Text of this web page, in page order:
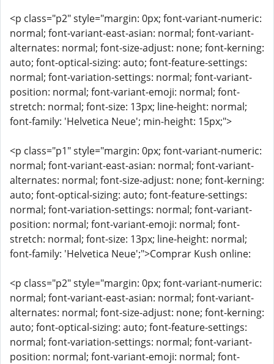
<p class="p2" style="margin: 0px; font-variant-numeric:
normal; font-variant-east-asian: normal; font-variant-
alternates: normal; font-size-adjust: none; font-kerning:
auto; font-optical-sizing: auto; font-feature-settings:
normal; font-variation-settings: normal; font-variant-
position: normal; font-variant-emoji: normal; font-
stretch: normal; font-size: 13px; line-height: normal;
font-family: 'Helvetica Neue'; min-height: 15px;">
<p class="p1" style="margin: 0px; font-variant-numeric:
normal; font-variant-east-asian: normal; font-variant-
alternates: normal; font-size-adjust: none; font-kerning:
auto; font-optical-sizing: auto; font-feature-settings:
normal; font-variation-settings: normal; font-variant-
position: normal; font-variant-emoji: normal; font-
stretch: normal; font-size: 13px; line-height: normal;
font-family: 'Helvetica Neue';">Comprar Kush online:
<p class="p2" style="margin: 0px; font-variant-numeric:
normal; font-variant-east-asian: normal; font-variant-
alternates: normal; font-size-adjust: none; font-kerning:
auto; font-optical-sizing: auto; font-feature-settings:
normal; font-variation-settings: normal; font-variant-
position: normal; font-variant-emoji: normal; font-